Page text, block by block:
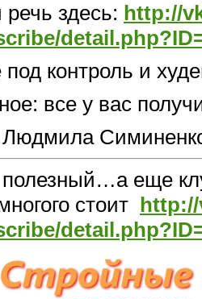
здесь: http://
контроль и
все у вас
еще
стоит